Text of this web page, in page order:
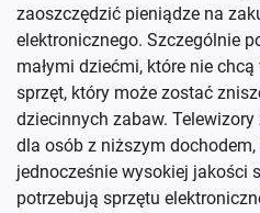
zaoszczędzić pieniądze na
elektronicznego. Szczególnie
małymi dziećmi, które nie
sprzęt, który może zostać
dziecinnych zabaw.
dla osób z niższym
jednocześnie wysokiej jakości
potrzebują sprzętu